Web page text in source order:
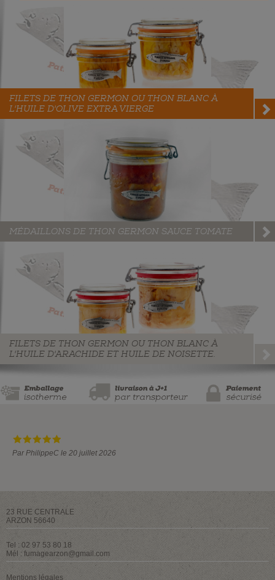
FILETS DE THON GERMON OU THON BLANC À
L'HUILE D'OLIVE EXTRA VIERGE
MÉDAILLONS DE THON GERMON SAUCE TOMATE
FILETS DE THON GERMON OU THON BLANC À
L'HUILE D'ARACHIDE ET HUILE DE NOISETTE.
Par PhilippeC le 20 juillet 2026
23 RUE CENTRALE
ARZON 56640
Tel : 02 97 53 80 18
Mél : fumagearzon@gmail.com
Mentions légales